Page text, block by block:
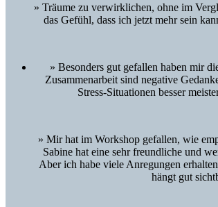
» Träume zu verwirklichen, ohne im
das Gefühl, dass ich jetzt mehr sein
» Besonders gut gefallen haben mir
Zusammenarbeit sind negative
Stress-Situationen besser
» Mir hat im Workshop gefallen, wie
Sabine hat eine sehr freundliche und
Aber ich habe viele Anregungen
hängt gut